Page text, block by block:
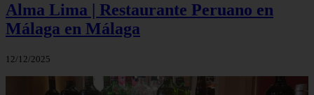
Alma Lima | Restaurante Peruano en
Málaga en Málaga
12/12/2025